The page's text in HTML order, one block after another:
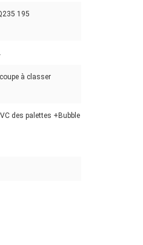
195
à classer
des palettes +Bubble